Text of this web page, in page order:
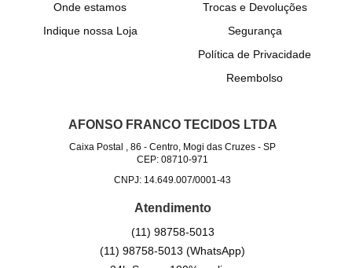
Onde estamos
Indique nossa Loja
Trocas e Devoluções
Segurança
Política de Privacidade
Reembolso
AFONSO FRANCO TECIDOS LTDA
Caixa Postal , 86 -Centro, Mogi das Cruzes -SP
CEP: 08710-971
CNPJ: 14.649.007/0001-43
Atendimento
(11) 98758-5013
(11) 98758-5013(WhatsApp)